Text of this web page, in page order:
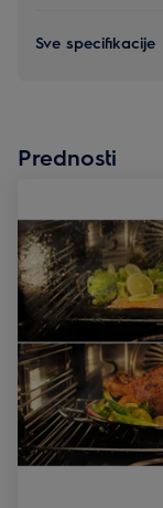
Sve specifikacije
Prednosti